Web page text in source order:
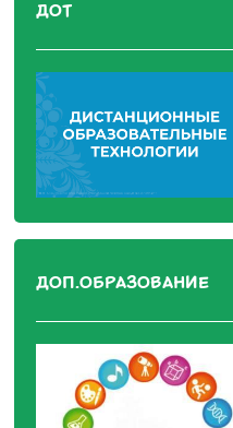
ДОТ
ДОП.ОБРАЗОВАНИЕ